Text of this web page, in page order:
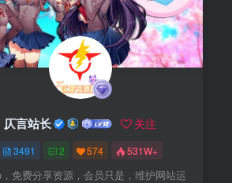
仄言站长 关注
3491 2 574 531W+
，免费分享资源，会员只是，维护网站运